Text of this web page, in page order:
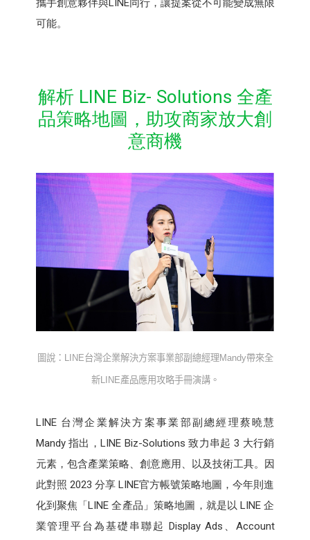
攜手創意夥伴與LINE同行，讓提案從不可能變成無限
可能。
解析 LINE Biz- Solutions 全產
品策略地圖，助攻商家放大創
意商機
圖說： LINE台灣企業解決方案事業部副總經理Mandy帶來全
新LINE產品應用攻略手冊演講。
LINE 台灣企業解決方案事業部副總經理蔡曉慧
Mandy 指出，LINE Biz-Solutions 致力串起 3 大行銷
元素，包含產業策略、創意應用、以及技術工具。因
此對照 2023 分享 LINE官方帳號策略地圖，今年則進
化到聚焦「LINE 全產品」策略地圖，就是以 LINE 企
業管理平台為基礎串聯起 Display Ads、Account